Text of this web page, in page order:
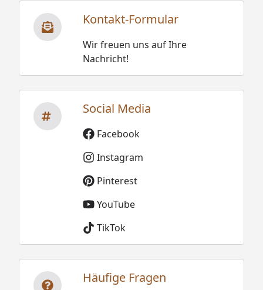
Kontakt-Formular
Wir freuen uns auf Ihre
Nachricht!
Social Media
Facebook
Instagram
Pinterest
YouTube
TikTok
Häufige Fragen